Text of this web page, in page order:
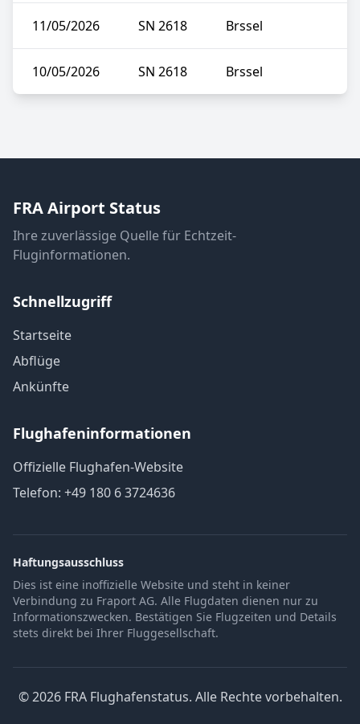
11/05/2026 SN 2618 Brssel
10/05/2026 SN 2618 Brssel
FRA Airport Status
Ihre zuverlässige Quelle für Echtzeit-
Fluginformationen.
Schnellzugriff
Startseite
Abflüge
Ankünfte
Flughafeninformationen
Offizielle Flughafen-Website
Telefon: +49 180 6 3724636
Haftungsausschluss
Dies ist eine inoffizielle Website und steht in keiner
Verbindung zu Fraport AG. Alle Flugdaten dienen nur zu
Informationszwecken. Bestätigen Sie Flugzeiten und Details
stets direkt bei Ihrer Fluggesellschaft.
© 2026 FRA Flughafenstatus. Alle Rechte vorbehalten.